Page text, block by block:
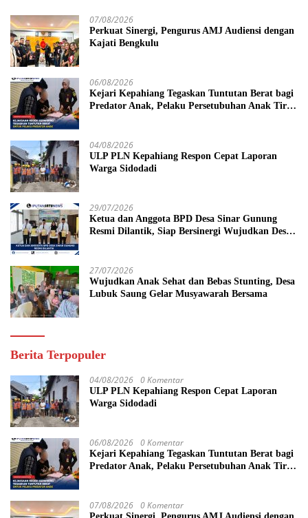
07/08/2026
Perkuat Sinergi, Pengurus AMJ Audiensi dengan
Kajati Bengkulu
06/08/2026
Kejari Kepahiang Tegaskan Tuntutan Berat bagi
Predator Anak, Pelaku Persetubuhan Anak Tiri
04/08/2026
ULP PLN Kepahiang Respon Cepat Laporan
Warga Sidodadi
29/07/2026
Ketua dan Anggota BPD Desa Sinar Gunung
Resmi Dilantik, Siap Bersinergi Wujudkan Desa
27/07/2026
Wujudkan Anak Sehat dan Bebas Stunting, Desa
Lubuk Saung Gelar Musyawarah Bersama
Berita Terpopuler
04/08/2026 0 Komentar
ULP PLN Kepahiang Respon Cepat Laporan
Warga Sidodadi
06/08/2026 0 Komentar
Kejari Kepahiang Tegaskan Tuntutan Berat bagi
Predator Anak, Pelaku Persetubuhan Anak Tiri
07/08/2026 0 Komentar